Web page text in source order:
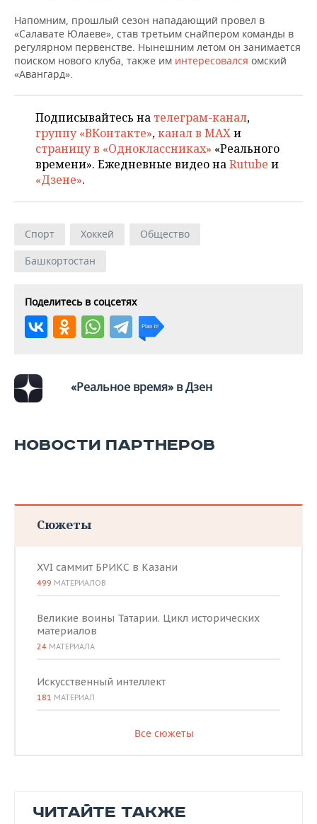
ФИГУРНОЕ КАТАНИЕ
ВОДНЫЕ ВИДЫ СПОРТА
ХОККЕЙ С МЯЧОМ
МЕДИЦИНА
ОБРАЗОВАНИЕ
ПРОИСШЕСТВИЯ
Напомним, прошлый сезон нападающий провел в
«Салавате Юлаеве», став третьим снайпером команды в
регулярном первенстве. Нынешним летом он занимается
поиском нового клуба, также им интересовался омский
«Авангард».
Подписывайтесь на телеграм-канал,
группу «ВКонтакте»,канал в MAXи
страницу в «Одноклассниках» «Реального
времени». Ежедневные видео наRutube и
«Дзене».
Спорт Хоккей
Общество
Башкортостан
Поделитесь в соцсетях
«Реальное время» в Дзен
НОВОСТИ ПАРТНЕРОВ
Сюжеты
XVI саммит БРИКС в Казани
499 МАТЕРИАЛОВ
Великие воины Татарии. Цикл исторических
материалов
24 МАТЕРИАЛА
Искусственный интеллект
181 МАТЕРИАЛ
Все сюжеты
ЧИТАЙТЕ ТАКЖЕ